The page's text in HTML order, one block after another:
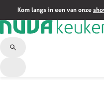
Kom langs in een van onze
HOME/ SHOWROOMS